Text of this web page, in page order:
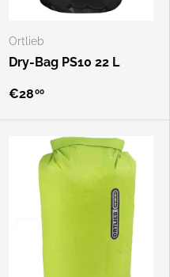
Ortlieb
Dry-Bag PS10 22 L
€2800